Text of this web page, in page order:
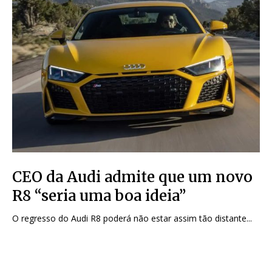
CEO da Audi admite que um novo
R8 “seria uma boa ideia”
O regresso do Audi R8 poderá não estar assim tão distante...